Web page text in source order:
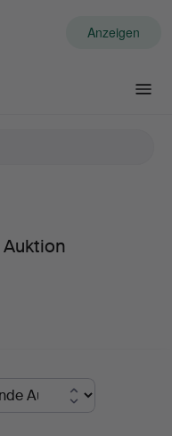
Anzeigen